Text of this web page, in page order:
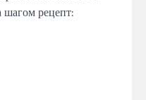
шагом рецепт: